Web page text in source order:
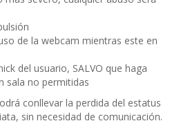
de la webcam mientras este en
del usuario, SALVO que haga
sala no permitidas
conllevar la perdida del estatus
sin necesidad de comunicación.